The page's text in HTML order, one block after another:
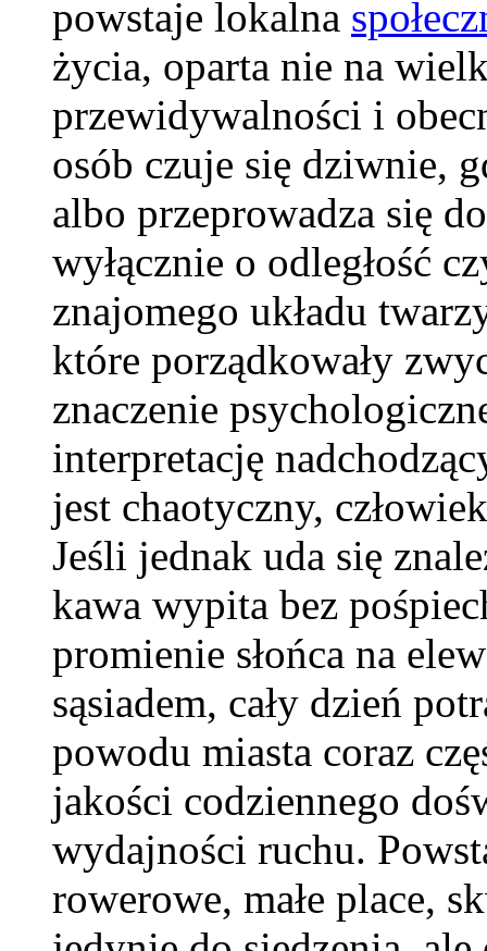
powstaje lokalna
życia, oparta nie na
przewidywalności i
osób czuje się dziwnie,
albo przeprowadza się
wyłącznie o odległość
znajomego układu
które porządkowały
znaczenie
interpretację
jest chaotyczny,
Jeśli jednak uda się
kawa wypita bez
promienie słońca na
sąsiadem, cały dzień
powodu miasta coraz
jakości codziennego
wydajności ruchu.
rowerowe, małe place,